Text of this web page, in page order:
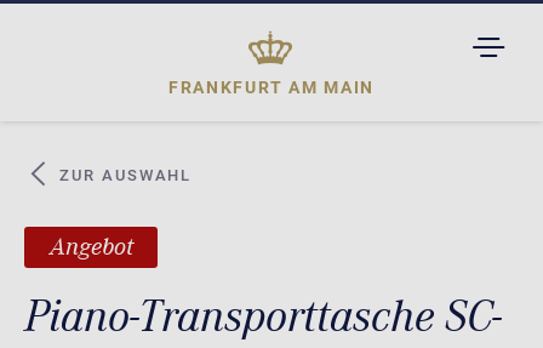
FRANKFURT AM MAIN
ZUR AUSWAHL
Angebot
Piano-Transporttasche SC-